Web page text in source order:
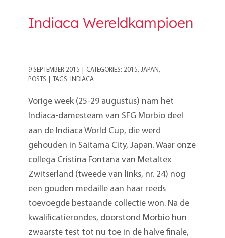
Indiaca Wereldkampioen
9 SEPTEMBER 2015 CATEGORIES: 2015, JAPAN,
POSTS
TAGS: INDIACA
Vorige week (25-29 augustus) nam het
Indiaca-damesteam van SFG Morbio deel
aan de Indiaca World Cup, die werd
gehouden in Saitama City, Japan. Waar onze
collega Cristina Fontana van Metaltex
Zwitserland (tweede van links, nr. 24) nog
een gouden medaille aan haar reeds
toevoegde bestaande collectie won. Na de
kwalificatierondes, doorstond Morbio hun
zwaarste test tot nu toe in de halve finale,